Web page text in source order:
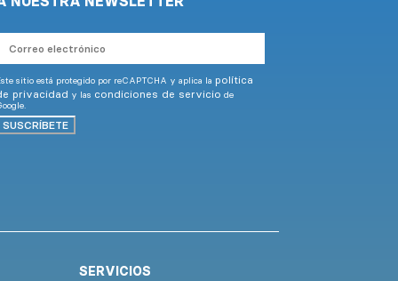
electrónico
sitio está protegido por reCAPTCHA y aplica la política
privacidad y las condiciones de servicio de
SUSCRÍBETE
SERVICIOS